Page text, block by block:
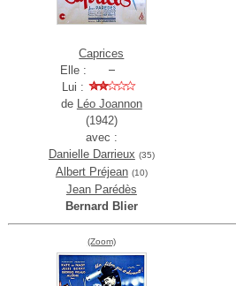
Caprices
Elle :
Lui :
de Léo Joannon
(1942)
avec :
Danielle Darrieux (35)
Albert Préjean (10)
Jean Parédès
Bernard Blier
(Zoom)